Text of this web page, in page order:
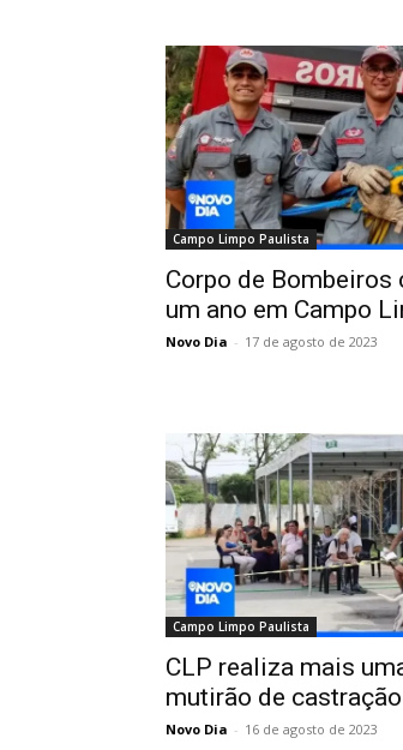
Campo Limpo Paulista
Corpo de Bombeiros
um ano em Campo
Novo Dia - 17 de agosto de 2023
Campo Limpo Paulista
CLP realiza mais
mutirão de
Novo Dia - 16 de agosto de 2023